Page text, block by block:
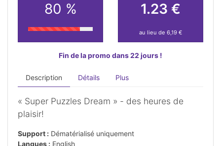
80 % 1.23 €
au lieu de 6,19 €
Fin de la promo dans 22 jours !
Description Détails Plus
« Super Puzzles Dream » - des heures de
plaisir!
Support : Dématérialisé uniquement
Langues : English